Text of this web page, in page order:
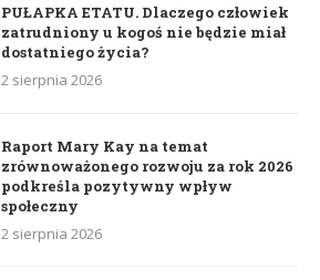
PUŁAPKA ETATU. Dlaczego człowiek
zatrudniony u kogoś nie będzie miał
dostatniego życia?
2 sierpnia 2026
Raport Mary Kay na temat
zrównoważonego rozwoju za rok 2026
podkreśla pozytywny wpływ
społeczny
2 sierpnia 2026